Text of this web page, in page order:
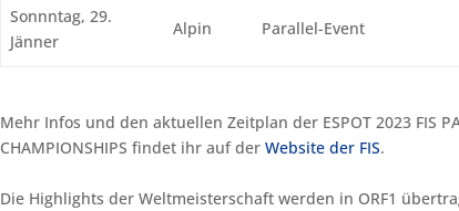
Sonnntag, 29.
Jänner
Alpin Parallel-Event
Mehr Infos und den aktuellen Zeitplan der ESPOT 2023 FIS
CHAMPIONSHIPS findet ihr auf derWebsite der FIS.
Die Highlights der Weltmeisterschaft werden in ORF1